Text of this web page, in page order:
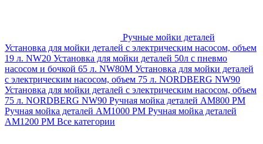
Ручные мойки деталей
Установка для мойки деталей с электрическим насосом, объем
19 л. NW20 Установка для мойки деталей 50л с пневмо
насосом и бочкой 65 л. NW80M Установка для мойки деталей
с электрическим насосом, объем 75 л. NORDBERG NW90
Установка для мойки деталей с электрическим насосом, объем
75 л. NORDBERG NW90 Ручная мойка деталей АМ800 РМ
Ручная мойка деталей АМ1000 РМ Ручная мойка деталей
АМ1200 РМ Все категории